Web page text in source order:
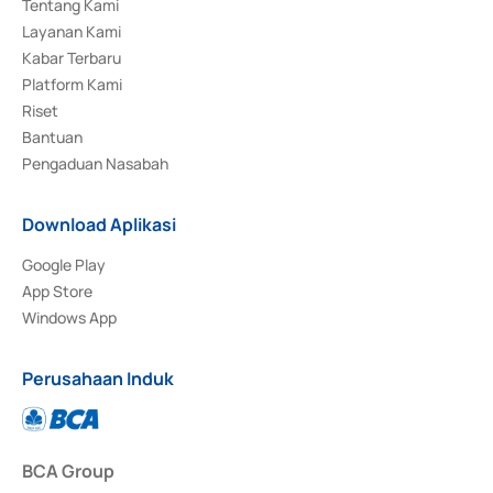
Tentang Kami
Layanan Kami
Kabar Terbaru
Platform Kami
Riset
Bantuan
Pengaduan Nasabah
Download Aplikasi
Google Play
App Store
Windows App
Perusahaan Induk
BCA Group